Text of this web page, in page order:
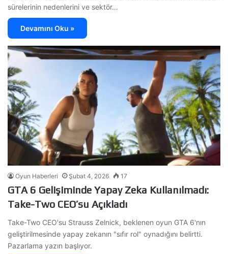
sürelerinin nedenlerini ve sektör…
Devamını Oku »
Oyun Haberleri Şubat 4, 2026 17
GTA 6 Gelişiminde Yapay Zeka Kullanılmadı:
Take-Two CEO’su Açıkladı
Take-Two CEO'su Strauss Zelnick, beklenen oyun GTA 6'nın
geliştirilmesinde yapay zekanın "sıfır rol" oynadığını belirtti.
Pazarlama yazın başlıyor.